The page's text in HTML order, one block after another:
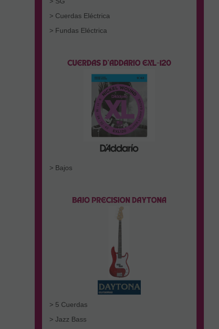
> Cuerdas Eléctrica
> Fundas Eléctrica
> Bajos
> 5 Cuerdas
> Jazz Bass